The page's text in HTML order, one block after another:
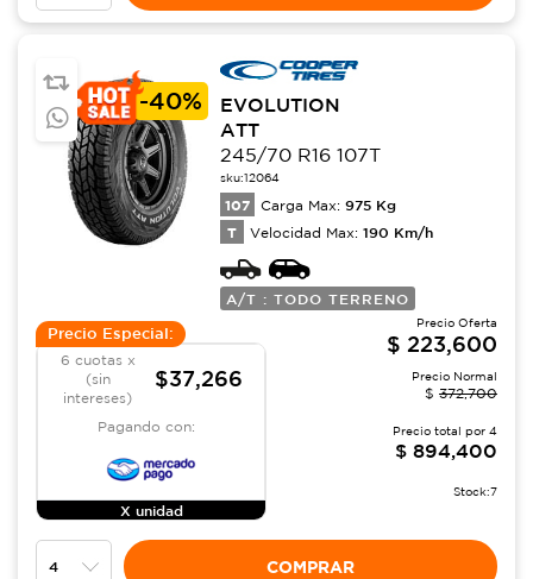
-40%
EVOLUTION
ATT
245/70 R16 107T
sku:12064
107 Carga Max: 975 Kg
T Velocidad Max: 190 Km/h
A/T : TODO TERRENO
Precio Especial:
6 cuotas x
(sin
intereses)
$37,266
Pagando con:
X unidad
Precio Oferta
$ 223,600
Precio Normal
$ 372,700
Precio total por 4
$ 894,400
Stock:7
COMPRAR